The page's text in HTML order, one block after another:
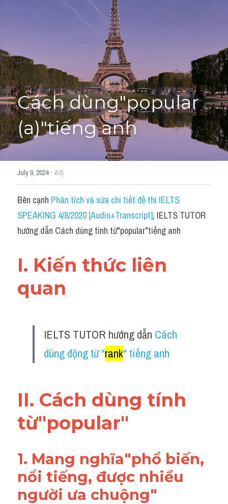
Cách dùng"popular
(a)"tiếng anh
July 9, 2024· Adj
Bên cạnh Phân tích và sửa chi tiết đề thi IELTS
SPEAKING 4/8/2020 [Audio+Transcript], IELTS TUTOR
hướng dẫn Cách dùng tính từ"popular"tiếng anh
I. Kiến thức liên
quan
IELTS TUTOR hướng dẫn Cách
dùng động từ "rank" tiếng anh
II. Cách dùng tính
từ"popular"
1. Mang nghĩa"phổ biến,
nổi tiếng, được nhiều
người ưa chuộng"